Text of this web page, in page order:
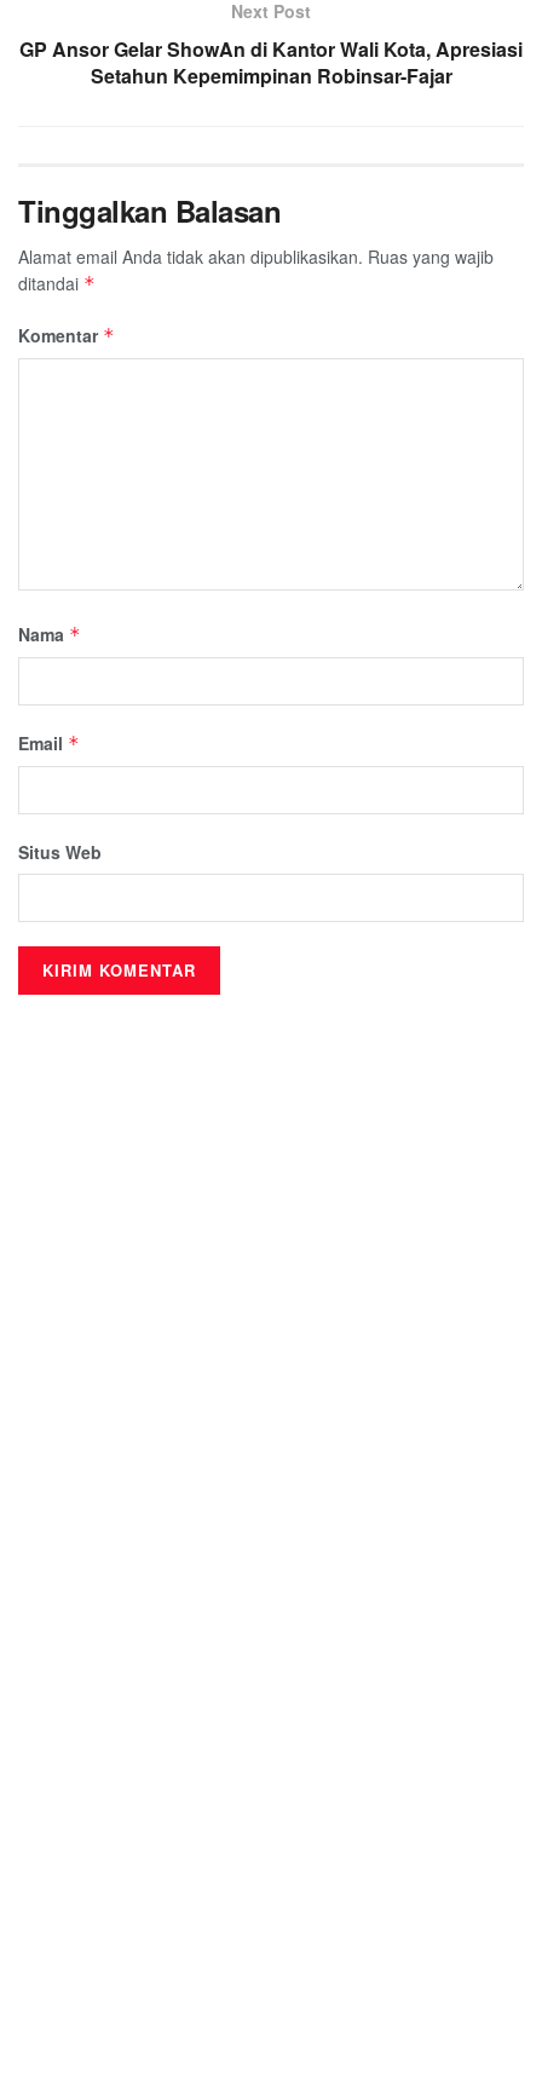
Next Post
GP Ansor Gelar ShowAn di Kantor Wali Kota, Apresiasi
Setahun Kepemimpinan Robinsar-Fajar
Tinggalkan Balasan
Alamat email Anda tidak akan dipublikasikan. Ruas yang wajib
ditandai *
Komentar *
Nama *
Email *
Situs Web